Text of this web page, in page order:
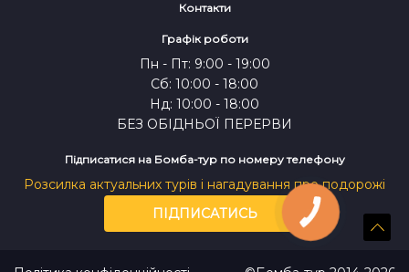
Контакти
Графік роботи
Пн - Пт: 9:00 - 19:00
Сб: 10:00 - 18:00
Нд: 10:00 - 18:00
БЕЗ ОБІДНЬОЇ ПЕРЕРВИ
Підписатися на Бомба-тур по номеру телефону
Розсилка актуальних турів і нагадування про подорожі
ПІДПИСАТИСЬ
КНОПКА
ЗВ'ЯЗКУ